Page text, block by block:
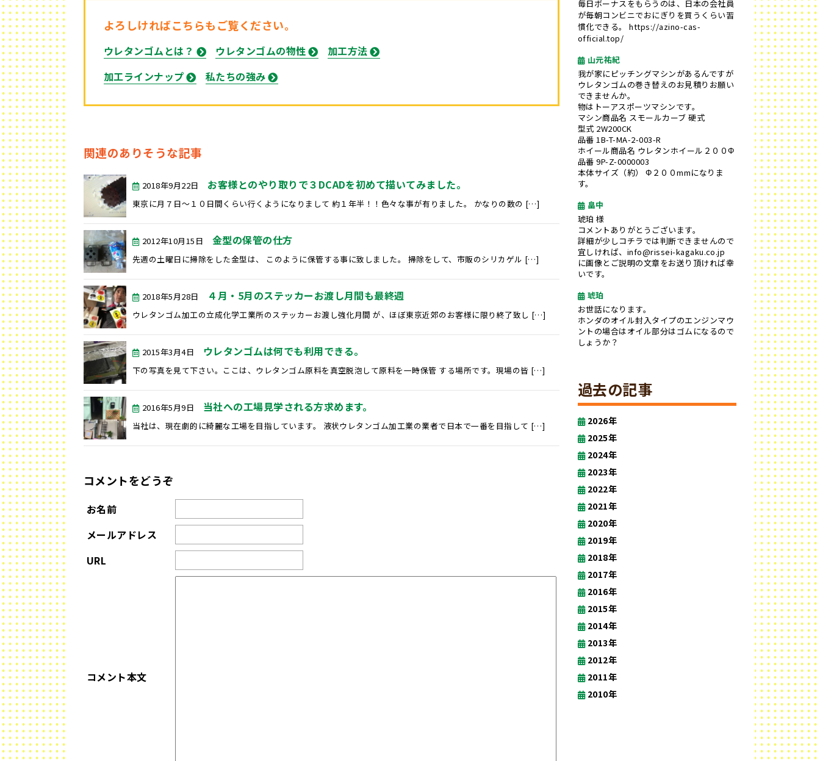
よろしければこちらもご覧ください。
ウレタンゴムとは？ ウレタンゴムの物性
加工方法
加工ラインナップ
私たちの強み
関連のありそうな記事
2018年9月22日 お客様とのやり取りで３DCADを初めて描いてみました。
東京に月７日～１０日間くらい行くようになりまして 約１年半！！色々な事が有りました。 かなりの数の […]
2012年10月15日 金型の保管の仕方
先週の土曜日に掃除をした金型は、 このように保管する事に致しました。 掃除をして、市販のシリカゲル […]
2018年5月28日 ４月・5月のステッカーお渡し月間も最終週
ウレタンゴム加工の立成化学工業所のステッカーお渡し強化月間 が、ほぼ東京近郊のお客様に限り終了致し […]
2015年3月4日 ウレタンゴムは何でも利用できる。
下の写真を見て下さい。ここは、ウレタンゴム原料を真空脱泡して原料を一時保管 する場所です。現場の皆 […]
2016年5月9日 当社への工場見学される方求めます。
当社は、現在劇的に綺麗な工場を目指しています。 液状ウレタンゴム加工業の業者で日本で一番を目指して […]
コメントをどうぞ
お名前
メールアドレス
URL
コメント本文
毎日ボーナスをもらうのは、日本の会社員
が毎朝コンビニでおにぎりを買うくらい習
慣化できる。https://azino-cas-
official.top/
山元祐紀
我が家にピッチングマシンがあるんですが
ウレタンゴムの巻き替えのお見積りお願い
できませんか。
物はトーアスポーツマシンです。
マシン商品名 スモールカーブ 硬式
型式 2W200CK
品番 1B-T-MA-2-003-R
ホイール商品名 ウレタンホイール２００Φ
品番 9P-Z-0000003
本体サイズ（約） Φ２００mmになりま
す。
畠中
琥珀 様
コメントありがとうございます。
詳細が少しコチラでは判断できませんので
宜しければ、info@rissei-kagaku.co.jp
に画像とご説明の文章をお送り頂ければ幸
いです。
琥珀
お世話になります。
ホンダのオイル封入タイプのエンジンマウ
ントの場合はオイル部分はゴムになるので
しょうか？
過去の記事
2026年
2025年
2024年
2023年
2022年
2021年
2020年
2019年
2018年
2017年
2016年
2015年
2014年
2013年
2012年
2011年
2010年